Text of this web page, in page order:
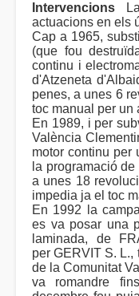
Intervencions
actuacions en els
Cap a 1965,
(que fou
continu i
d'Atzeneta
penes, a unes 6
toc manual per un
En 1989, i per
València
motor continu per
la programació
a unes 18
impedia ja el toc
En 1992 la
es va posar una
laminada, de
per GERVIT S.
de la Comunitat
va romandre